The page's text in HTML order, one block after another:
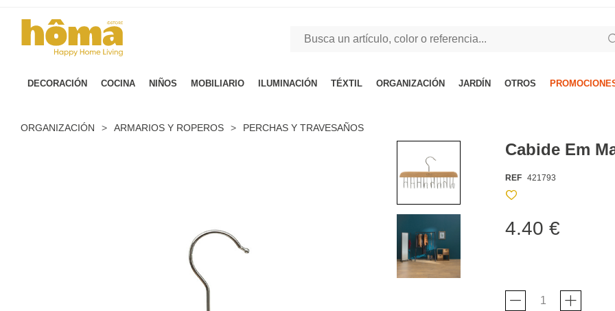
DECORACIÓN COCINA NIÑOS MOBILIARIO ILUMINACIÓN TÉXTIL ORGANIZACIÓN JARDÍN OTROS
ORGANIZACIÓN > ARMARIOS Y ROPEROS > PERCHAS Y TRAVESAÑOS
Cabide Em
REF 421793
4.40 €